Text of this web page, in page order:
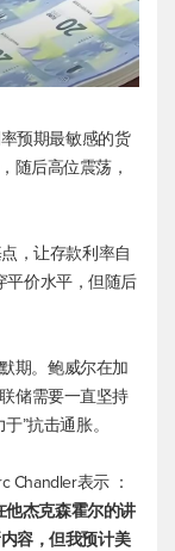
预期最敏感的货
随后高位震荡，
，让存款利率自
平价水平，但随后
期。鲍威尔在加
储需要一直坚持
”抗击通胀。
Chandler表示 ：
他杰克森霍尔的讲
容，但我预计美